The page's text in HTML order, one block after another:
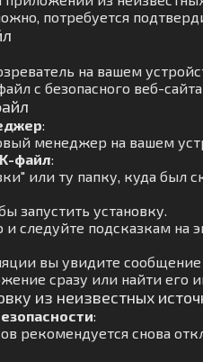
потребуется
на вашем
с безопасного веб-
:
менеджер на вашем
файл:
или ту папку, куда был
запустить установку.
следуйте подсказкам на
вы увидите
сразу или найти его
из неизвестных
:
рекомендуется снова